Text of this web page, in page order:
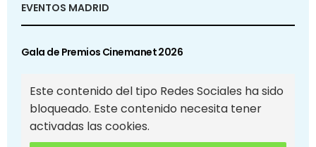
EVENTOS MADRID
Gala de Premios Cinemanet 2026
Este contenido del tipo Redes Sociales ha sido
bloqueado. Este contenido necesita tener
activadas las cookies.